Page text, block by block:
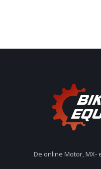
De online Motor, MX-